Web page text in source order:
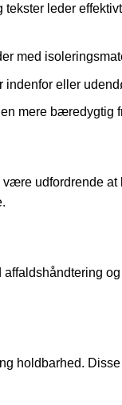
leder
med
indenfor eller
mere bæredygtig
udfordrende at
holdbarhed.